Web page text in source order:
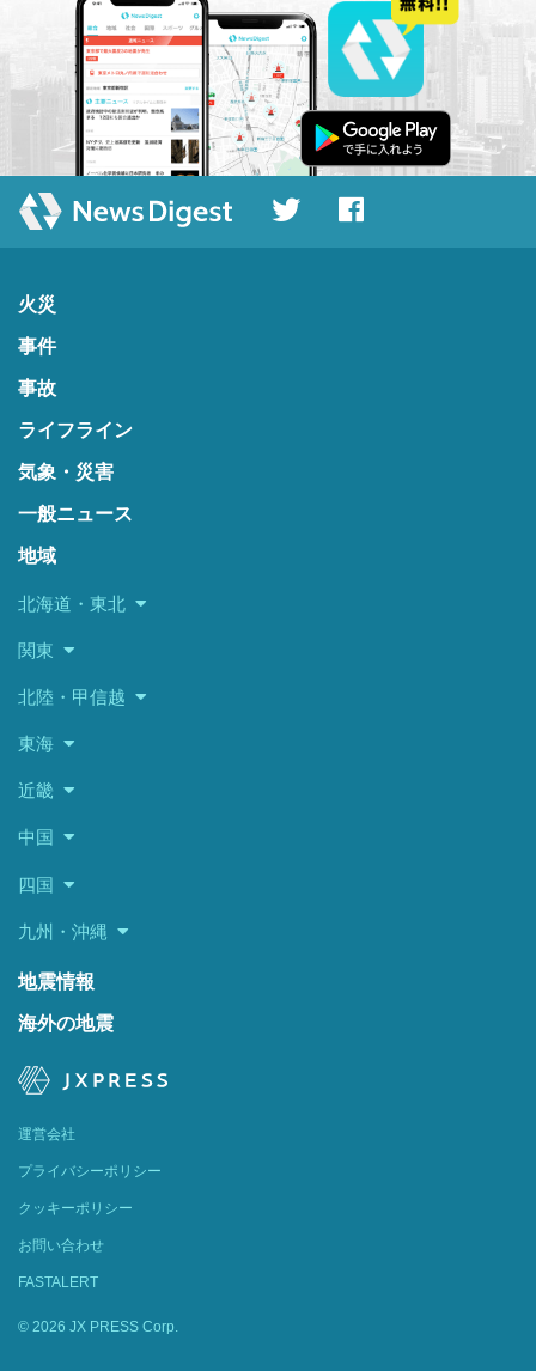
火災
事件
事故
ライフライン
気象・災害
一般ニュース
地域
北海道・東北
関東
北陸・甲信越
東海
近畿
中国
四国
九州・沖縄
地震情報
海外の地震
運営会社
プライバシーポリシー
クッキーポリシー
お問い合わせ
FASTALERT
© 2026 JX PRESS Corp.